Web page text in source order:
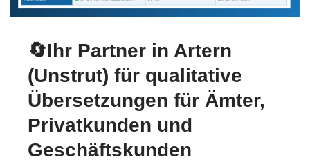
🔄Ihr Partner in Artern
(Unstrut) für qualitative
Übersetzungen für Ämter,
Privatkunden und
Geschäftskunden